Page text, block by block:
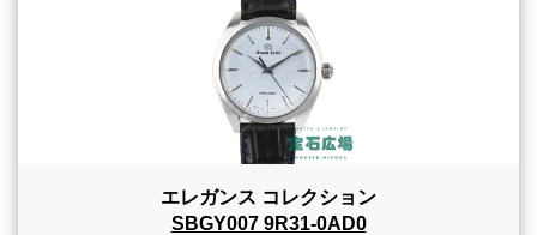
エレガンス コレクション
SBGY007 9R31-0AD0